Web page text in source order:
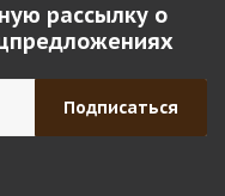
рассылку о